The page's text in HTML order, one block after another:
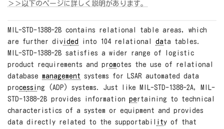
＞＞以下のページに詳しく説明があります。
MIL-STD-1388-2B contains relational table areas, which
are further divided into 104 relational data tables.
MIL-STD-1388-2B satisfies a wider range of logistic
product requirements and promotes the use of relational
database management systems for LSAR automated data
processi ng (ADP) systems. Just like MIL-STD-1388-2A, MIL-
STD-1388-2B provides information pertaining to technical
characteristics of a system or equipment and provides
data directly related to the supportabil ity of that